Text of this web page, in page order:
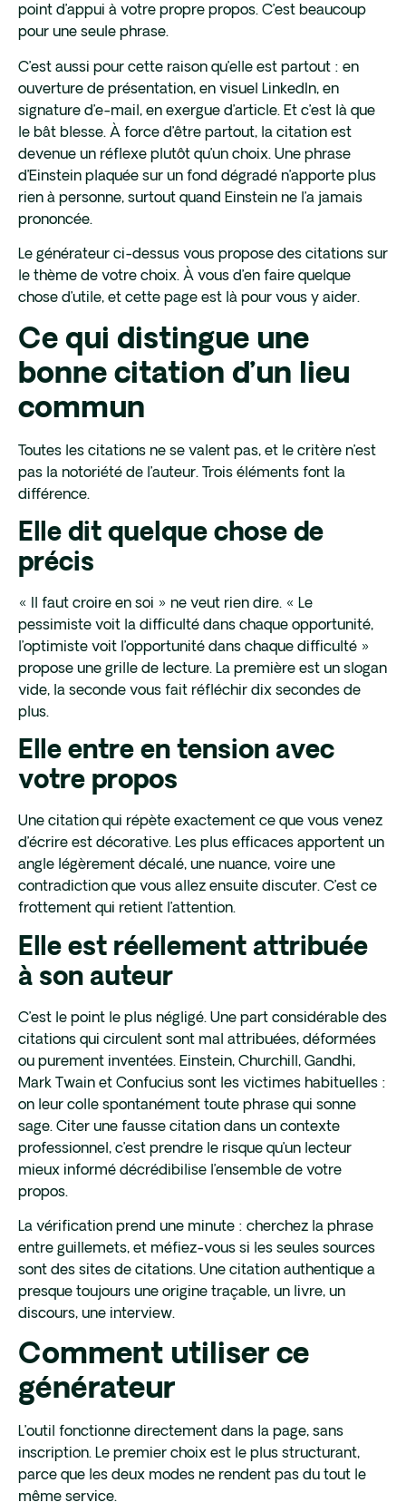
point d’appui à votre propre propos. C’est beaucoup
pour une seule phrase.
C’est aussi pour cette raison qu’elle est partout : en
ouverture de présentation, en visuel LinkedIn, en
signature d’e-mail, en exergue d’article. Et c’est là que
le bât blesse. À force d’être partout, la citation est
devenue un réflexe plutôt qu’un choix. Une phrase
d’Einstein plaquée sur un fond dégradé n’apporte plus
rien à personne, surtout quand Einstein ne l’a jamais
prononcée.
Le générateur ci-dessus vous propose des citations sur
le thème de votre choix. À vous d’en faire quelque
chose d’utile, et cette page est là pour vous y aider.
Ce qui distingue une
bonne citation d’un lieu
commun
Toutes les citations ne se valent pas, et le critère n’est
pas la notoriété de l’auteur. Trois éléments font la
différence.
Elle dit quelque chose de
précis
« Il faut croire en soi » ne veut rien dire. « Le
pessimiste voit la difficulté dans chaque opportunité,
l’optimiste voit l’opportunité dans chaque difficulté »
propose une grille de lecture. La première est un slogan
vide, la seconde vous fait réfléchir dix secondes de
plus.
Elle entre en tension avec
votre propos
Une citation qui répète exactement ce que vous venez
d’écrire est décorative. Les plus efficaces apportent un
angle légèrement décalé, une nuance, voire une
contradiction que vous allez ensuite discuter. C’est ce
frottement qui retient l’attention.
Elle est réellement attribuée
à son auteur
C’est le point le plus négligé. Une part considérable des
citations qui circulent sont mal attribuées, déformées
ou purement inventées. Einstein, Churchill, Gandhi,
Mark Twain et Confucius sont les victimes habituelles :
on leur colle spontanément toute phrase qui sonne
sage. Citer une fausse citation dans un contexte
professionnel, c’est prendre le risque qu’un lecteur
mieux informé décrédibilise l’ensemble de votre
propos.
La vérification prend une minute : cherchez la phrase
entre guillemets, et méfiez-vous si les seules sources
sont des sites de citations. Une citation authentique a
presque toujours une origine traçable, un livre, un
discours, une interview.
Comment utiliser ce
générateur
L’outil fonctionne directement dans la page, sans
inscription. Le premier choix est le plus structurant,
parce que les deux modes ne rendent pas du tout le
même service.